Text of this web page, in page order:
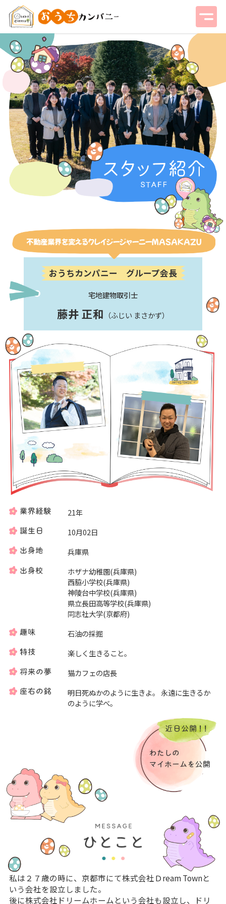
不動産業界を変えるクレイジージャーニーＭＡＳＡＫＡＺＵ
おうちカンパニー グループ会長
宅地建物取引士
藤井 正和 （ふじい まさかず）
21年
10月02日
兵庫県
ホザナ幼稚園(兵庫県)
西脇小学校(兵庫県)
神陵台中学校(兵庫県)
県立長田高等学校(兵庫県)
同志社大学(京都府)
石油の採掘
楽しく生きること。
猫カフェの店長
明日死ぬかのように生きよ。 永遠に生きるか
のように学べ。
私は２７歳の時に、京都市にて株式会社Ｄream Townと
いう会社を設立しました。
後に株式会社ドリームホームという会社も設立し、ドリ